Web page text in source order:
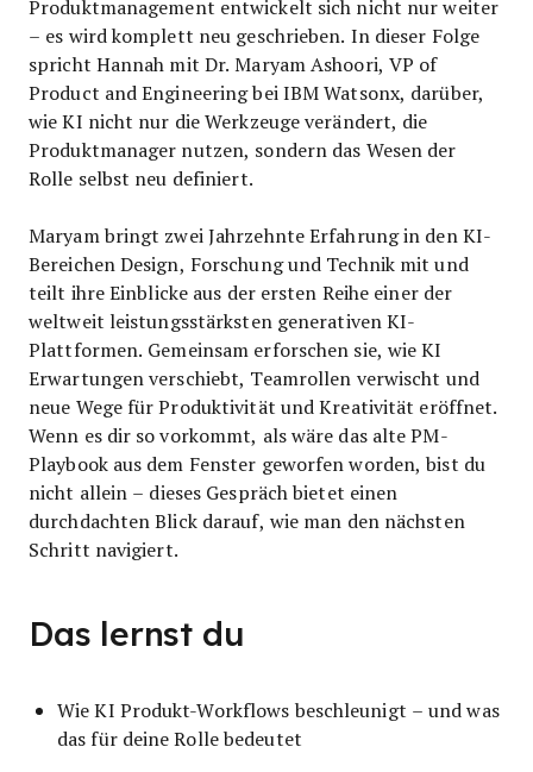
Produktmanagement entwickelt sich nicht nur weiter
– es wird komplett neu geschrieben. In dieser Folge
spricht Hannah mit Dr. Maryam Ashoori, VP of
Product and Engineering bei IBM Watsonx, darüber,
wie KI nicht nur die Werkzeuge verändert, die
Produktmanager nutzen, sondern das Wesen der
Rolle selbst neu definiert.
Maryam bringt zwei Jahrzehnte Erfahrung in den KI-
Bereichen Design, Forschung und Technik mit und
teilt ihre Einblicke aus der ersten Reihe einer der
weltweit leistungsstärksten generativen KI-
Plattformen. Gemeinsam erforschen sie, wie KI
Erwartungen verschiebt, Teamrollen verwischt und
neue Wege für Produktivität und Kreativität eröffnet.
Wenn es dir so vorkommt, als wäre das alte PM-
Playbook aus dem Fenster geworfen worden, bist du
nicht allein – dieses Gespräch bietet einen
durchdachten Blick darauf, wie man den nächsten
Schritt navigiert.
Das lernst du
Wie KI Produkt-Workflows beschleunigt – und was
das für deine Rolle bedeutet